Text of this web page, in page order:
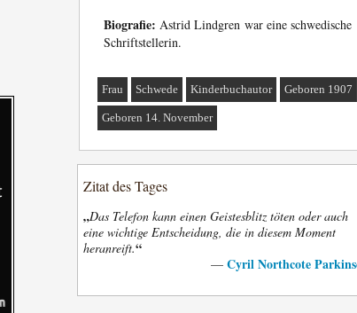
Biografie: Astrid Lindgren war eine schwedische
Schriftstellerin.
Frau Schwede Kinderbuchautor Geboren 1907
Geboren 14. November
Zitat des Tages
„Das Telefon kann einen Geistesblitz töten oder auch
eine wichtige Entscheidung, die in diesem Moment
heranreift.“
— Cyril Northcote